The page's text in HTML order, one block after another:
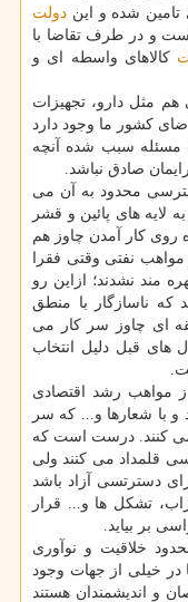
شده و این دولت
و در طرف تقاضا با
كالاهای واسطه ای و
هم مثل دارو، تجهیزات
كشور ما وجود دارد
مسئله سبب شده آنچه
صادق نباشد.
محدود به آن می
لایه های پائین و قشر
روی كار آمدن چاوز هم
نفتی وقتی فقرا
مند نشدند؛ ازاین رو
كه ناسازگار با منطق
ای چاوز سر كار می
های قبل دلیل انتخاب
مواهب رشد اقتصادی
و با شعارها و... كه سر
می كنند. درست است كه
قلمداد می كنند ولی
دسترتسی آزاد باشد
تشكل ها و... قرار
بر بیاید.
خلاقیت و نوآوری
در خیلی از جهات وجود
و اندیشمندان هستند